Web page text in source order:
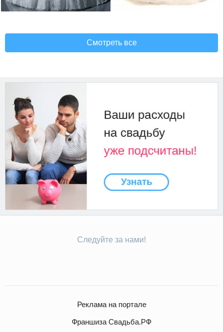
Смотреть все
Следуйте за нами!
Реклама на портале
Франшиза Свадьба.РФ